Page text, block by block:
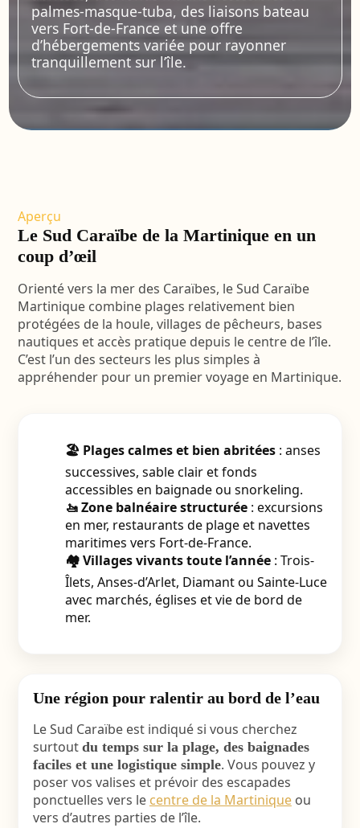
palmes-masque-tuba, des liaisons bateau
vers Fort-de-France et une offre
d’hébergements variée pour rayonner
tranquillement sur l’île.
Aperçu
Le Sud Caraïbe de la Martinique en un
coup d’œil
Orienté vers la mer des Caraïbes, le Sud Caraïbe
Martinique combine plages relativement bien
protégées de la houle, villages de pêcheurs, bases
nautiques et accès pratique depuis le centre de l’île.
C’est l’un des secteurs les plus simples à
appréhender pour un premier voyage en Martinique.
🏖️ Plages calmes et bien abritées : anses
successives, sable clair et fonds
accessibles en baignade ou snorkeling.
🚤 Zone balnéaire structurée : excursions
en mer, restaurants de plage et navettes
maritimes vers Fort-de-France.
🏘️ Villages vivants toute l’année : Trois-
Îlets, Anses-d’Arlet, Diamant ou Sainte-Luce
avec marchés, églises et vie de bord de
mer.
Une région pour ralentir au bord de l’eau
Le Sud Caraïbe est indiqué si vous cherchez
surtout du temps sur la plage, des baignades
faciles et une logistique simple. Vous pouvez y
poser vos valises et prévoir des escapades
ponctuelles vers le centre de la Martiniqueou
vers d’autres parties de l’île.